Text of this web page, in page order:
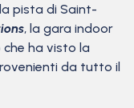
pista di Saint-
, la gara indoor
che ha visto la
da tutto il